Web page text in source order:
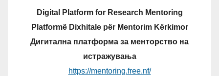
Digital Platform for Research Mentoring
Platformë Dixhitale për Mentorim Kërkimor
Дигитална платформа за менторство на
истражувања
https://mentoring.free.nf/